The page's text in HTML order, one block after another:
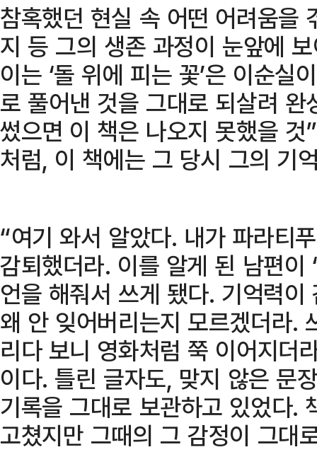
참혹했던 현실 속 어떤 어려움을
지 등 그의 생존 과정이 눈앞에
이는 ‘돌 위에 피는 꽃’은 이순실
로 풀어낸 것을 그대로 되살려
썼으면 이 책은 나오지 못했을
처럼, 이 책에는 그 당시 그의 기
“여기 와서 알았다. 내가 파라티
감퇴했더라. 이를 알게 된 남편이
언을 해줘서 쓰게 됐다. 기억력
왜 안 잊어버리는지 모르겠더라.
리다 보니 영화처럼 쭉 이어지더
이다. 틀린 글자도, 맞지 않은 문
기록을 그대로 보관하고 있었다.
고쳤지만 그때의 그 감정이 그대